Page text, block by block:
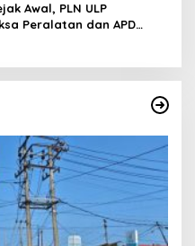
Awal, PLN ULP
Peralatan dan APD